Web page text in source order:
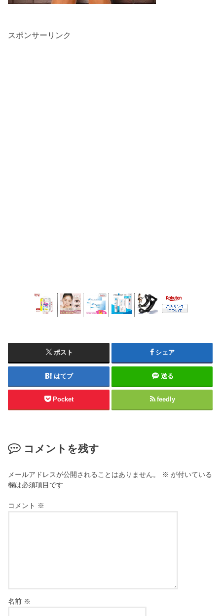
スポンサーリンク
ポスト シェア
はてブ 送る
Pocket feedly
コメントを残す
メールアドレスが公開されることはありません。 ※ が付いている
欄は必須項目です
コメント ※
名前 ※